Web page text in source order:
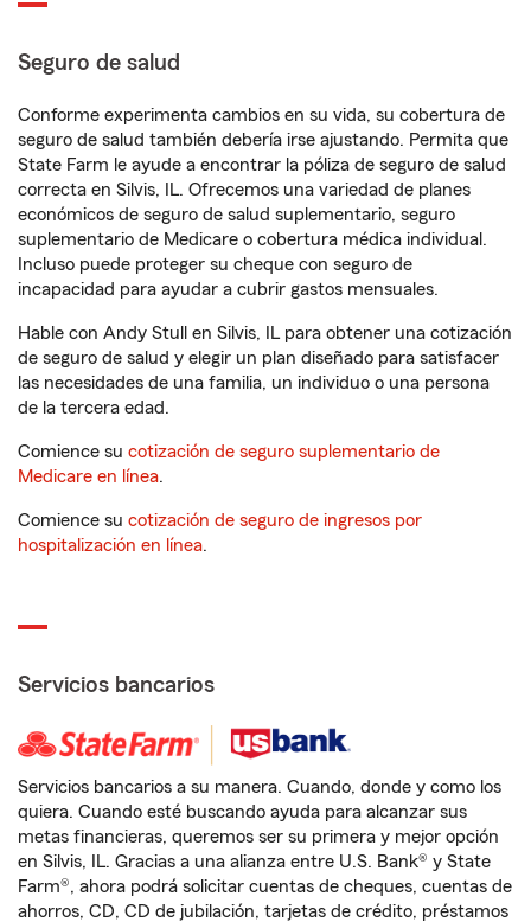
Seguro de salud
Conforme experimenta cambios en su vida, su cobertura de
seguro de salud también debería irse ajustando. Permita que
State Farm le ayude a encontrar la póliza de seguro de salud
correcta en Silvis, IL. Ofrecemos una variedad de planes
económicos de seguro de salud suplementario, seguro
suplementario de Medicare o cobertura médica individual.
Incluso puede proteger su cheque con seguro de
incapacidad para ayudar a cubrir gastos mensuales.
Hable con Andy Stull en Silvis, IL para obtener una cotización
de seguro de salud y elegir un plan diseñado para satisfacer
las necesidades de una familia, un individuo o una persona
de la tercera edad.
Comience su cotización de seguro suplementario de
Medicare en línea.
Comience su cotización de seguro de ingresos por
hospitalización en línea.
Servicios bancarios
Servicios bancarios a su manera. Cuando, donde y como los
quiera. Cuando esté buscando ayuda para alcanzar sus
metas financieras, queremos ser su primera y mejor opción
en Silvis, IL. Gracias a una alianza entre U.S. Bank® y State
Farm®, ahora podrá solicitar cuentas de cheques, cuentas de
ahorros, CD, CD de jubilación, tarjetas de crédito, préstamos